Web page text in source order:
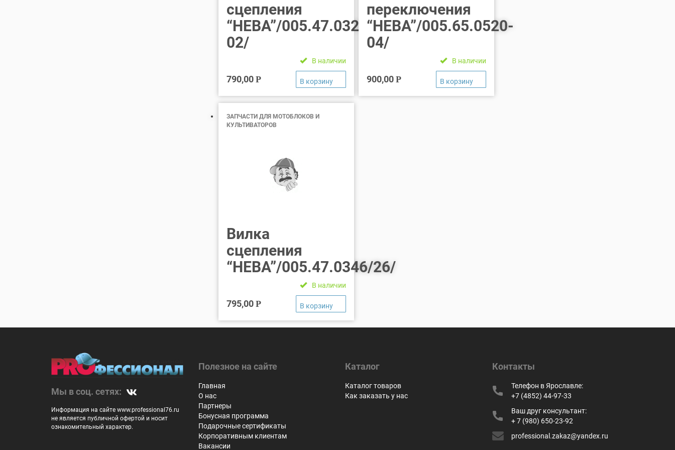
сцепления
“НЕВА”/005.47.0326-
02/
В наличии
790,00 Р
переключения
“НЕВА”/005.65.0520-
04/
В наличии
900,00Р
ЗАПЧАСТИ ДЛЯ МОТОБЛОКОВ И
КУЛЬТИВАТОРОВ
Вилка
сцепления
“НЕВА”/005.47.0346/26/
В наличии
795,00 Р
Мы в соц. сетях:
Информация на сайте www.professional76.ru
не является публичной офертой и носит
ознакомительный характер.
Полезное на сайте
Главная
О нас
Партнеры
Бонусная программа
Подарочные сертификаты
Корпоративным клиентам
Вакансии
Каталог
Каталог товаров
Как заказать у нас
Контакты
Телефон в Ярославле:
+7 (4852) 44-97-33
Ваш друг консультант:
+ 7 (980) 650-23-92
professional.zakaz@yandex.ru